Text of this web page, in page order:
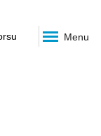
Menu